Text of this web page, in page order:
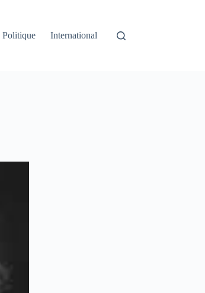
Politique International